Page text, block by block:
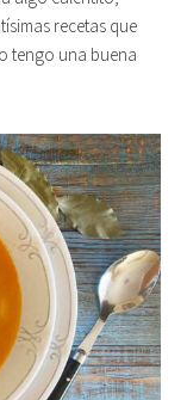
recetas que
tengo una buena